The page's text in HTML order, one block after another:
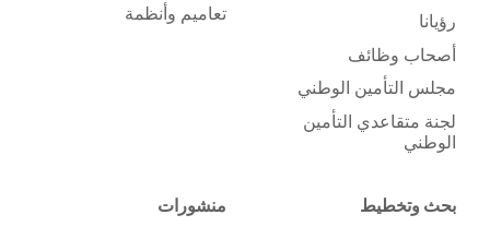
رؤيانا
أصحاب وظائف
مجلس التأمين الوطني
لجنة متقاعدي التأمين
الوطني
تعاميم وأنظمة
بحث وتخطيط منشورات